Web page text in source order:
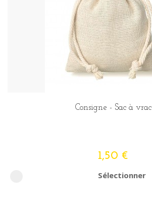
Consigne - Sac à vrac
1,50 €
Sélectionner